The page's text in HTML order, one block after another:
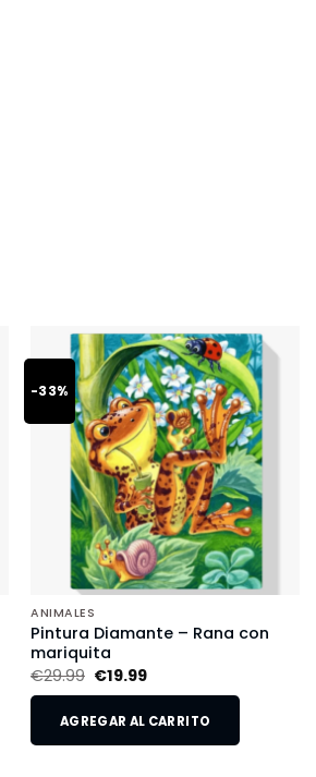
-33%
ANIMALES
Pintura Diamante – Rana con
mariquita
€29.99 €19.99
AGREGAR AL CARRITO